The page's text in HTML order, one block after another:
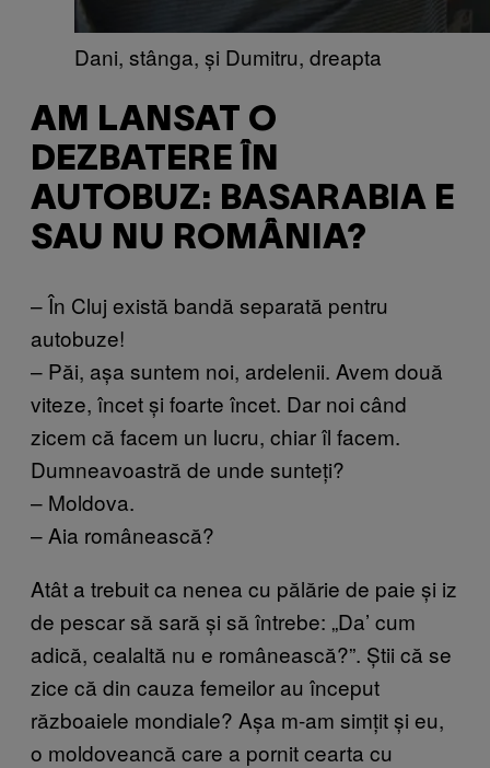
Dani, stânga, și Dumitru, dreapta
AM LANSAT O
DEZBATERE ÎN
AUTOBUZ: BASARABIA E
SAU NU ROMÂNIA?
– În Cluj există bandă separată pentru
autobuze!
– Păi, așa suntem noi, ardelenii. Avem două
viteze, încet și foarte încet. Dar noi când
zicem că facem un lucru, chiar îl facem.
Dumneavoastră de unde sunteți?
– Moldova.
– Aia românească?
Atât a trebuit ca nenea cu pălărie de paie și iz
de pescar să sară și să întrebe: „Da’ cum
adică, cealaltă nu e românească?”. Știi că se
zice că din cauza femeilor au început
războaiele mondiale? Așa m-am simțit și eu,
o moldoveancă care a pornit cearta cu